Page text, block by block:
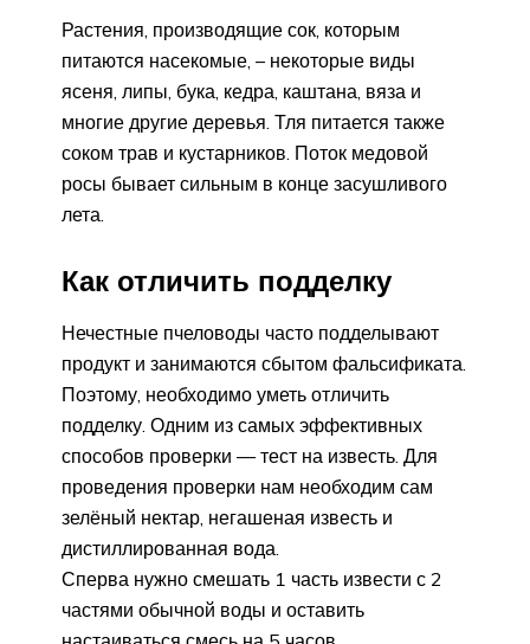
Растения, производящие сок, которым
питаются насекомые, – некоторые виды
ясеня, липы, бука, кедра, каштана, вяза и
многие другие деревья. Тля питается также
соком трав и кустарников. Поток медовой
росы бывает сильным в конце засушливого
лета.
Как отличить подделку
Нечестные пчеловоды часто подделывают
продукт и занимаются сбытом фальсификата.
Поэтому, необходимо уметь отличить
подделку. Одним из самых эффективных
способов проверки — тест на известь. Для
проведения проверки нам необходим сам
зелёный нектар, негашеная известь и
дистиллированная вода.
Сперва нужно смешать 1 часть извести с 2
частями обычной воды и оставить